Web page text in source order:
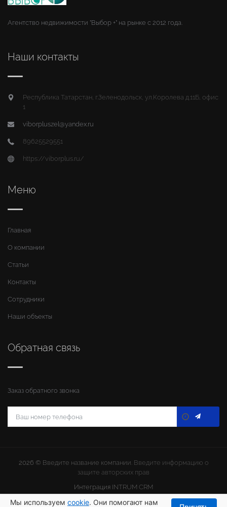
Мы используем cookie. Они помогают нам
Агентство недвижимости "Выбор +" на рынке с 2012 года.
Наши контакты
Республика Татарстан, г.Зеленодольск, ул.Королева д.11Б, офис
1
viborpluszel@yandex.ru
89625529551
https://viborplus.ru/
Меню
Главная
О компании
Статьи
Контакты
Сотрудники
Наши объекты
Обратная связь
Заказ обратного звонка
2026 © Введите название компании. Введите информацию о
защите авторских прав
Интеграция INTRUM CRM